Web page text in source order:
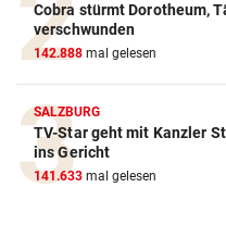
Cobra stürmt Dorotheum,
verschwunden
142.888 mal gelesen
SALZBURG
TV-Star geht mit Kanzler
ins Gericht
141.633 mal gelesen
ZUM VERGLEICH
E-Bike Vergleich
ZUM VERGLEICH
Elektro-Scooter Vergleich
ZUM VERGLEICH